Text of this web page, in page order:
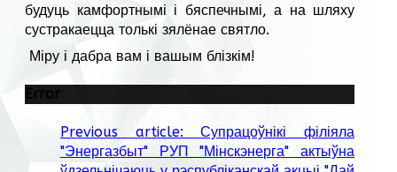
будуць камфортнымі і бяспечнымі, а на шляху
сустракаецца толькі зялёнае святло.
Міру і дабра вам і вашым блізкім!
Error
Previous article: Супрацоўнікі філіяла
"Энергазбыт" РУП "Мінскэнерга" актыўна